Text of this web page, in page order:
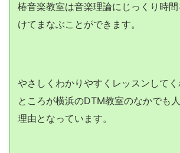
椿音楽教室は音楽理論にじっくり時
けてまなぶことができます。
やさしくわかりやすくレッスンしてく
ところが横浜のDTM教室のなかでも
理由となっています。